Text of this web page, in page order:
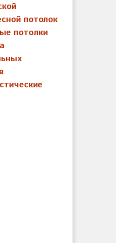
потолок
потолки